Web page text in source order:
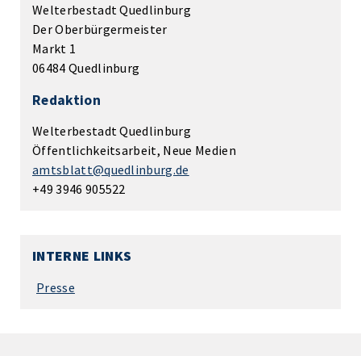
Welterbestadt Quedlinburg
Der Oberbürgermeister
Markt 1
06484 Quedlinburg
Redaktion
Welterbestadt Quedlinburg
Öffentlichkeitsarbeit, Neue Medien
amtsblatt@quedlinburg.de
+49 3946 905522
INTERNE LINKS
Presse